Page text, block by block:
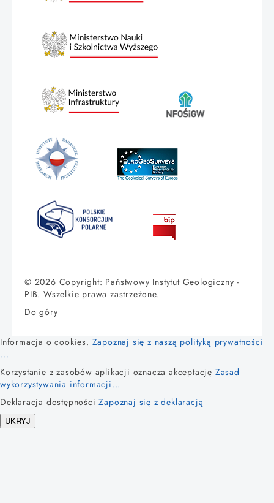
© 2026 Copyright: Państwowy Instytut Geologiczny -
PIB. Wszelkie prawa zastrzeżone.
Do góry
Informacja o cookies. Zapoznaj się z naszą polityką prywatności
...
Korzystanie z zasobów aplikacji oznacza akceptację Zasad
wykorzystywania informacji...
Deklaracja dostępnościZapoznaj się z deklaracją